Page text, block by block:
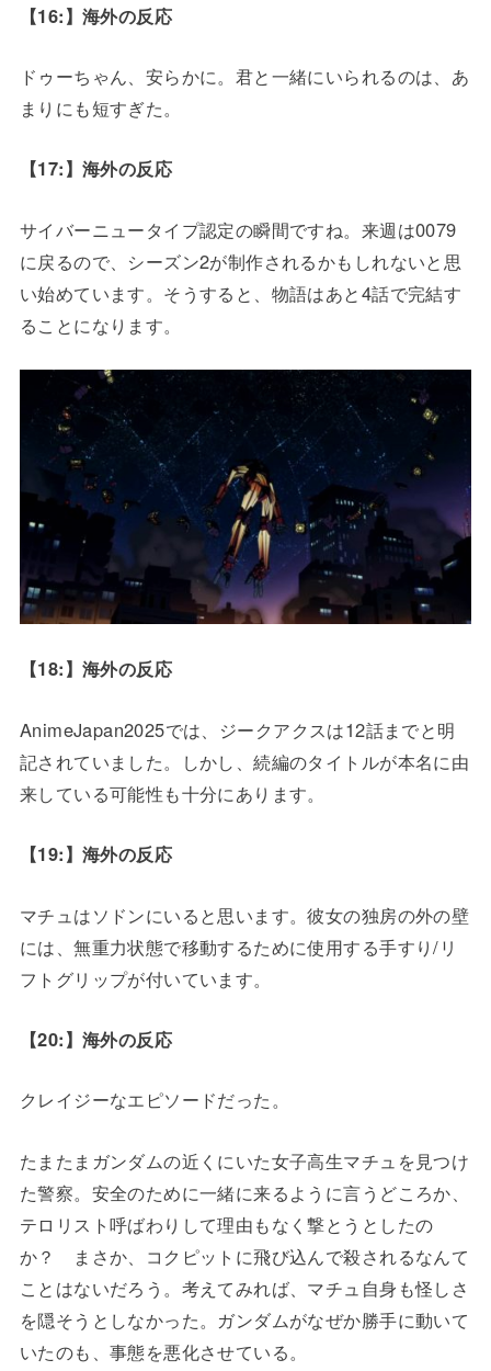
【16:】海外の反応
ドゥーちゃん、安らかに。君と一緒にいられるのは、あ
まりにも短すぎた。
【17:】海外の反応
サイバーニュータイプ認定の瞬間ですね。来週は0079
に戻るので、シーズン2が制作されるかもしれないと思
い始めています。そうすると、物語はあと4話で完結す
ることになります。
【18:】海外の反応
AnimeJapan2025では、ジークアクスは12話までと明
記されていました。しかし、続編のタイトルが本名に由
来している可能性も十分にあります。
【19:】海外の反応
マチュはソドンにいると思います。彼女の独房の外の壁
には、無重力状態で移動するために使用する手すり/リ
フトグリップが付いています。
【20:】海外の反応
クレイジーなエピソードだった。
たまたまガンダムの近くにいた女子高生マチュを見つけ
た警察。安全のために一緒に来るように言うどころか、
テロリスト呼ばわりして理由もなく撃とうとしたの
か？ まさか、コクピットに飛び込んで殺されるなんて
ことはないだろう。考えてみれば、マチュ自身も怪しさ
を隠そうとしなかった。ガンダムがなぜか勝手に動いて
いたのも、事態を悪化させている。